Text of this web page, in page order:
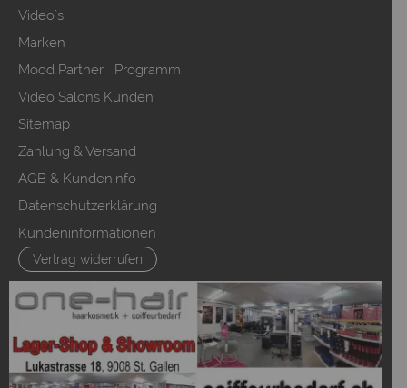
Video`s
Marken
Mood Partner Programm
Video Salons Kunden
Sitemap
Zahlung & Versand
AGB & Kundeninfo
Datenschutzerklärung
Kundeninformationen
Vertrag widerrufen